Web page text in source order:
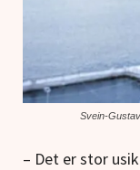
Svein-
– Det er stor